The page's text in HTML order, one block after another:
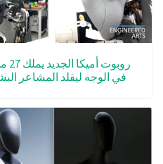
في الوجه ليقلد المشاعر